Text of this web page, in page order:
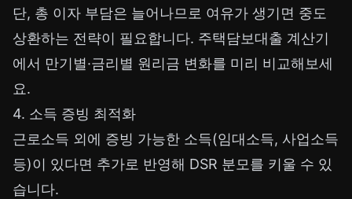
단, 총 이자 부담은 늘어나므로 여유가 생기면 중도
상환하는 전략이 필요합니다. 주택담보대출 계산기
에서 만기별·금리별 원리금 변화를 미리 비교해보세
요.
4. 소득 증빙 최적화
근로소득 외에 증빙 가능한 소득(임대소득, 사업소득
등)이 있다면 추가로 반영해 DSR 분모를 키울 수 있
습니다.